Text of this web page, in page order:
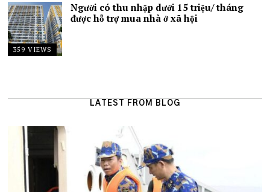
359 VIEWS
Người có thu nhập dưới 15 triệu/ tháng
được hỗ trợ mua nhà ở xã hội
LATEST FROM BLOG